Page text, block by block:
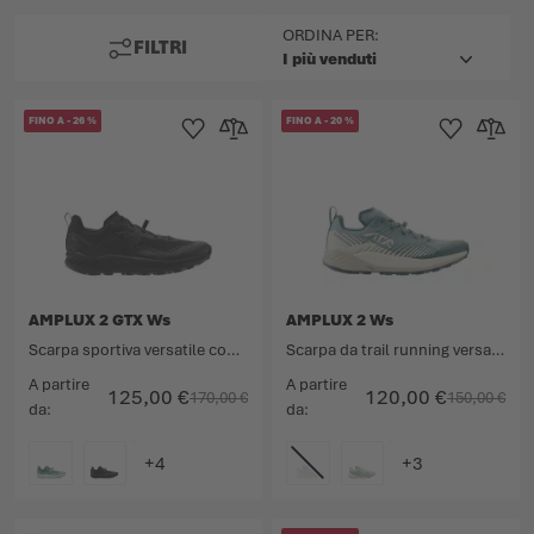
FILTRI
ORDINA PER:
FINO A-26%
A partire
da
125,00 €170,00 €
AMPLUX 2 GTX Ws
Scarpa sportiva versatile con membrana GORE-TEX.
Aggiungi alla Lista dei Desideri
Aggiungi al confronto
FINO A-20%
A partire
da
120,00 €150,00 €
AMPLUX 2 Ws
Scarpa da trail running versatile con numerose caratteristiche.
Aggiungi alla